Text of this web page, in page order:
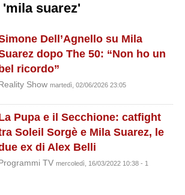
suarez'
Dell’Agnello su Mila
dopo The 50: “Non ho un
bel ricordo”
Reality Show martedì, 02/06/2026 23:05
Pupa e il Secchione: catfight
Soleil Sorgè e Mila Suarez, le
ex di Alex Belli
Programmi TV mercoledì, 16/03/2022 10:38 - 1